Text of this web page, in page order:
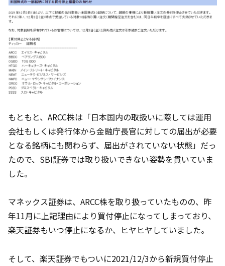
もともと、ARCC株は「日本国内の取扱いに際しては運用
会社もしくは発行体から金融庁長官に対しての届出が必要
となる銘柄にも関わらず、届出がされていない状態」だっ
たので、SBI証券では取り扱いできない姿勢を貫いていま
した。
マネックス証券は、ARCC株を取り扱っていたものの、昨
年11月に上記理由により買付停止になってしまっており、
楽天証券もいつ停止になるか、ヒヤヒヤしていました。
そして、楽天証券でもついに2021/12/3から新規買付停止